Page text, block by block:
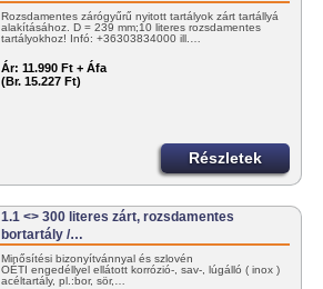
Rozsdamentes zárógyűrű nyitott tartályok zárt tartállyá
alakításához. D = 239 mm;10 literes rozsdamentes
tartályokhoz! Infó: +36303834000 ill.…
Ár: 11.990 Ft + Áfa
(Br. 15.227 Ft)
Részletek
1.1 <> 300 literes zárt, rozsdamentes
bortartály /…
Minősítési bizonyítvánnyal és szlovén
OÉTI engedéllyel ellátott korrózió-, sav-, lúgálló ( inox )
acéltartály, pl.:bor, sör,…